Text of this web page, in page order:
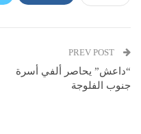
“داعش” يحاصر ألفي أسرة
جنوب الفلوجة